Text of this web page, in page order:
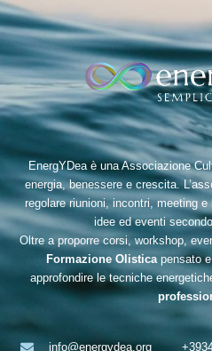
EnergYDea è una Associazione
energia, benessere e crescita.
regolare riunioni, incontri, meeting
idee ed eventi
Oltre a proporre corsi, workshop,
Formazione Olistica pensato
approfondire le tecniche
info@energydea.org